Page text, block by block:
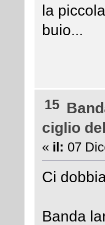
la
buio...
15
ciglio
« il: 07
Ci
Banda